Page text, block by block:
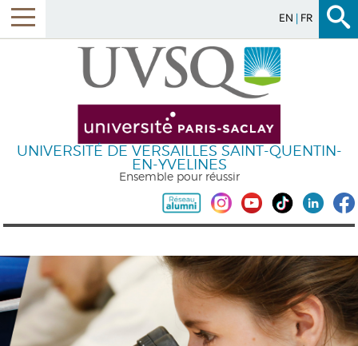
EN FR
UNIVERSITÉ DE VERSAILLES SAINT-QUENTIN-
EN-YVELINES
Ensemble pour réussir